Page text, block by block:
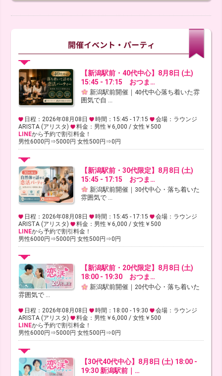
【新潟駅前・40代中心】8月8日 (土)
15:45 - 17:15 おつま…
新潟駅前開催｜40代中心落ち着いた雰
囲気で自 ...
日程：2026年08月08日 時間：15:45 - 17:15
会場：ラウンジ
ARISTA (アリスタ)
料金：男性￥6,000 / 女性￥500
LINEから予約で割引料金！
男性6000円⇒5000円 女性500円⇒0円
【新潟駅前・30代限定】8月8日 (土)
15:45 - 17:15 おつま…
新潟駅前開催｜30代中心・落ち着いた
雰囲気で ...
日程：2026年08月08日 時間：15:45 - 17:15
会場：ラウンジ
ARISTA (アリスタ)
料金：男性￥6,000 / 女性￥500
LINEから予約で割引料金！
男性6000円⇒5000円 女性500円⇒0円
【新潟駅前・20代限定】8月8日 (土)
18:00 - 19:30 おつま…
新潟駅前開催｜20代中心・落ち着いた
雰囲気で ...
日程：2026年08月08日 時間：18:00 - 19:30
会場：ラウンジ
ARISTA (アリスタ)
料金：男性￥6,000 / 女性￥500
LINEから予約で割引料金！
男性6000円⇒5000円 女性500円⇒0円
【30代40代中心】8月8日 (土) 18:00 -
19:30 新潟駅前｜…